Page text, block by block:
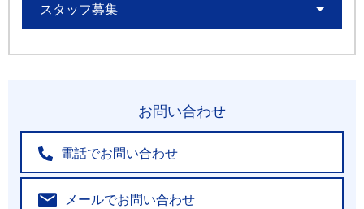
スタッフ募集
お問い合わせ
電話でお問い合わせ
メールでお問い合わせ